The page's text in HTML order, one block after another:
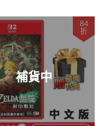
補貨中
84
折